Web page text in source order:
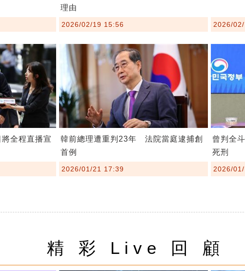
理由
2026/02/19 15:56 2026/
全程直播宣
韓前總理遭重判23年 法院當庭逮捕創
首例
2026/01/21 17:39
曾判全
死刑
2026/
精 彩 Live 回 顧